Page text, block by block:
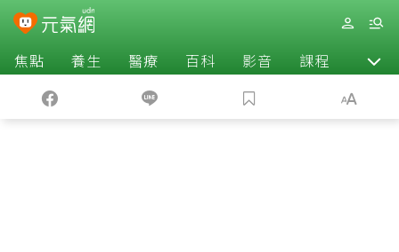
焦點 養生 醫療 百科 影音 課程 退休